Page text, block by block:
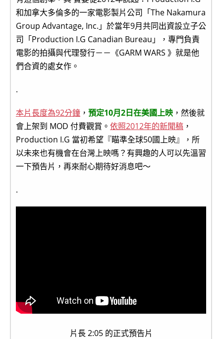
和加拿大多倫多的一家電影製片公司「The Nakamura
Group Advantage, Inc.」於當年9月共同出資設立子公
司「Production I.G Canadian Bureau」，專門負責
電影的拍攝與代理發行－－《GARM WARS 》就是他
們合資的處女作。
.
本片長度為92分鐘 ， 預定10月2日在美國上映 ，然後就
會上架到 MOD 付費觀賞。 依照2012年的新聞稿 ，
Production I.G 當初希望『瞄準全球50國上映』，所
以未來也有機會在台灣上映嗎？有興趣的人可以先溫習
一下預告片，再來耐心期待好消息吧～
.
片長 2:05 的正式預告片